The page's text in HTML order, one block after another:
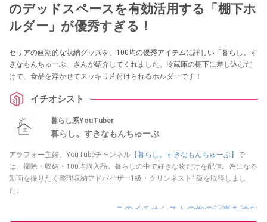
のデッドスペースを有効活用する「棚下ホ
ルダー」が優秀すぎる！
セリアの画期的な収納グッズを、100均の優秀アイテムに詳しい「暮らし。す
きなもんちゅーぶ」さんが紹介してくれました。冷蔵庫の棚下に差し込むだ
けで、食品を浮かせてスッキリ片付けられるホルダーです！
イチオシスト
暮らし系YouTuber
暮らし。すきなもんちゅーぶ
アラフォー主婦。YouTubeチャンネル 【暮らし。すきなもんちゅーぶ】 で
は、掃除・収納・100均購入品。暮らしの中で好きな物だけを配信。為になる
動画を撮りたく整理収納アドバイザー1級・クリンネスト1級を取得しまし
た。
このイチオシストの他の記事を読む